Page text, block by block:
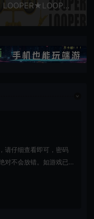
LOOPER★LOOPER (LOOPER★LOOPER) 简中|PC|简单点击益智休闲游戏
请仔细查看即可，密码
对不会放错。如游戏已